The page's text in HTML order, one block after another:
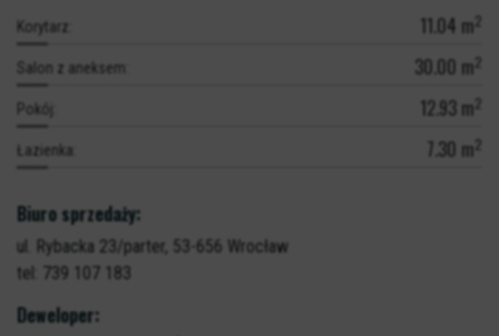
Korytarz: 11.04 m2
Salon z aneksem: 30.00 m2
Pokój: 12.93 m2
Łazienka: 7.30 m2
Biuro sprzedaży:
ul. Rybacka 23/parter, 53-656 Wrocław
tel: 739 107 183
Deweloper: